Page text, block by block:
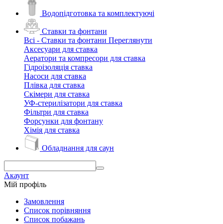
Водопідготовка та комплектуючі
Ставки та фонтани
Всі - Ставки та фонтани Переглянути
Аксесуари для ставка
Аератори та компресори для ставка
Гідроізоляція ставка
Насоси для ставка
Плівка для ставка
Скімери для ставка
УФ-стерилізатори для ставка
Фільтри для ставка
Форсунки для фонтану
Хімія для ставка
Обладнання для саун
Акаунт
Мій профіль
Замовлення
Cписок порівняння
Список побажань